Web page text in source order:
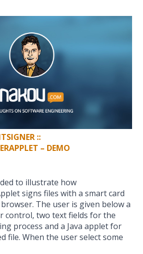
::
– DEMO
to illustrate how
signs files with a smart card
browser. The user is given below a
control, two text fields for the
process and a Java applet for
file. When the user select some